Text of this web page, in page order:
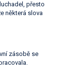
přesto
některá slova
zásobě se